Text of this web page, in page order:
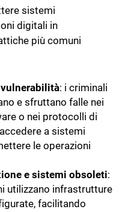
sistemi
digitali in
più comuni
: i criminali
e sfruttano falle nei
o nei protocolli di
a sistemi
le operazioni
e sistemi obsoleti:
utilizzano infrastrutture
facilitando